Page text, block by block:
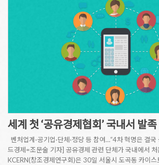
세계 첫 ‘공유경제협회’ 국내서 발족
벤처업계·공기업·단체·정당 등 참여…“4차 혁명은 결
드경제=조문술 기자] 공유경제 관련 단체가 국내에서 처
KCERN(창조경제연구회)은 30일 서울시 도곡동 카이